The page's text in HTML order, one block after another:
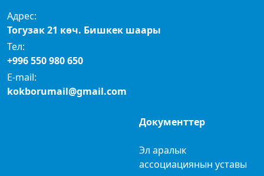
Адрес:
Тогузак 21 көч. Бишкек шаары
Тел:
+996 550 980 650
E-mail:
kokborumail@gmail.com
Документтер
Эл аралык
ассоциациянын уставы